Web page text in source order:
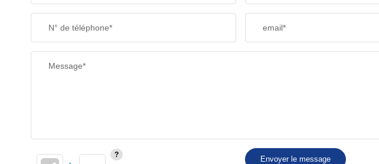
N° de téléphone* email*
Message*
Envoyer le message